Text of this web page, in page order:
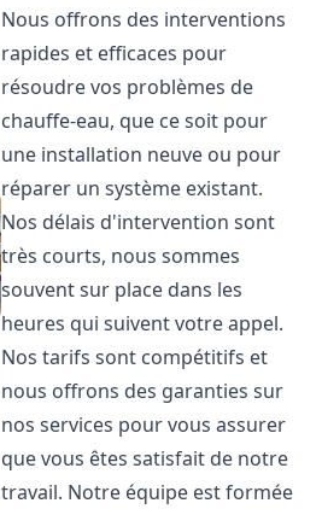
Nous offrons des interventions
rapides et efficaces pour
résoudre vos problèmes de
chauffe-eau, que ce soit pour
une installation neuve ou pour
réparer un système existant.
Nos délais d'intervention sont
très courts, nous sommes
souvent sur place dans les
heures qui suivent votre appel.
Nos tarifs sont compétitifs et
nous offrons des garanties sur
nos services pour vous assurer
que vous êtes satisfait de notre
travail. Notre équipe est formée